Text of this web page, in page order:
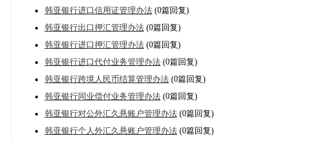
韩亚银行进口信用证管理办法(0篇回复)
韩亚银行出口押汇管理办法(0篇回复)
韩亚银行进口押汇管理办法(0篇回复)
韩亚银行进口代付业务管理办法(0篇回复)
韩亚银行跨境人民币结算管理办法(0篇回复)
韩亚银行同业偿付业务管理办法(0篇回复)
韩亚银行对公外汇久悬账户管理办法(0篇回复)
韩亚银行个人外汇久悬账户管理办法(0篇回复)